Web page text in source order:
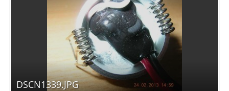
DSCN1339.JPG